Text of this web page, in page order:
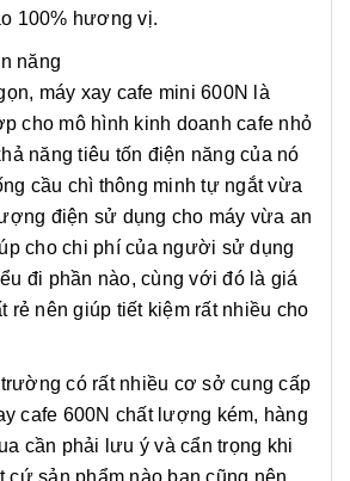
100% hương vị.
năng
máy xay cafe mini 600N là
cho mô hình kinh doanh cafe nhỏ
năng tiêu tốn điện năng của nó
cầu chì thông minh tự ngắt vừa
điện sử dụng cho máy vừa an
cho chi phí của người sử dụng
đi phần nào, cùng với đó là giá
rẻ nên giúp tiết kiệm rất nhiều cho
có rất nhiều cơ sở cung cấp
cafe 600N chất lượng kém, hàng
cần phải lưu ý và cẩn trọng khi